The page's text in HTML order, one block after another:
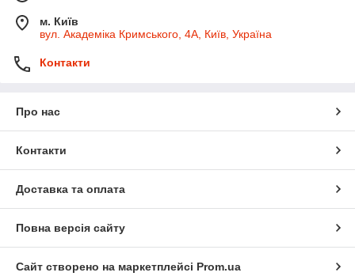
м. Київ
вул. Академіка Кримського, 4А, Київ, Україна
Контакти
Про нас
Контакти
Доставка та оплата
Повна версія сайту
Сайт створено на маркетплейсі Prom.ua